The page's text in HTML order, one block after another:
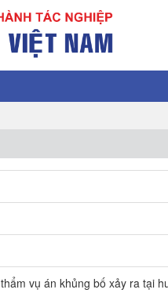
vụ án khủng bố xảy ra tại